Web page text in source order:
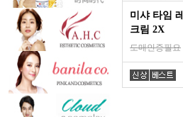
미샤 타임
크림 2X
도매인증필요